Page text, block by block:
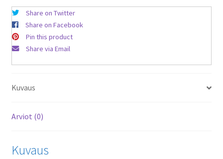
3
kpl
määrä
Share on Twitter
Share on Facebook
Pin this product
Share via Email
Kuvaus
Arviot (0)
Kuvaus